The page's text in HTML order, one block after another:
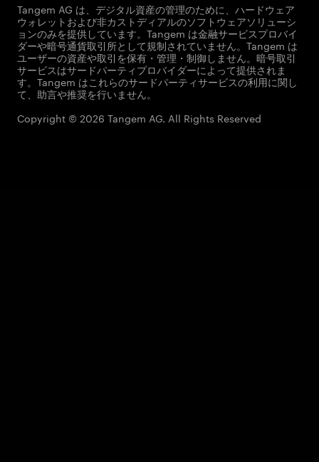
Tangem AG は、デジタル資産の管理のために、ハードウェア
ウォレットおよび非カストディアルのソフトウェアソリューシ
ョンのみを提供しています。Tangem は金融サービスプロバイ
ダーや暗号通貨取引所として規制されていません。Tangem は
ユーザーの資産や取引を保有・管理・制御しません。暗号取引
サービスはサードパーティプロバイダーによって提供されま
す。Tangem はこれらのサードパーティサービスの利用に関し
て、助言や推奨を行いません。